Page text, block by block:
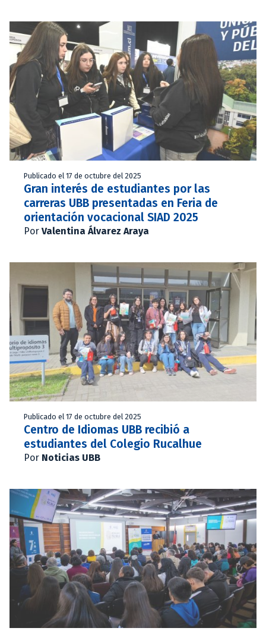
Publicado el 17 de octubre del 2025
Gran interés de estudiantes por las
carreras UBB presentadas en Feria de
orientación vocacional SIAD 2025
Por Valentina Álvarez Araya
Publicado el 17 de octubre del 2025
Centro de Idiomas UBB recibió a
estudiantes del Colegio Rucalhue
Por Noticias UBB